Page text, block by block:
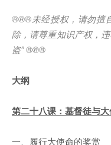
®®®未经授权，请勿擅
除，请尊重知识产权，
盗” ®®®
大纲
第二十八课：基督徒与大
一、履行大使命的奖赏